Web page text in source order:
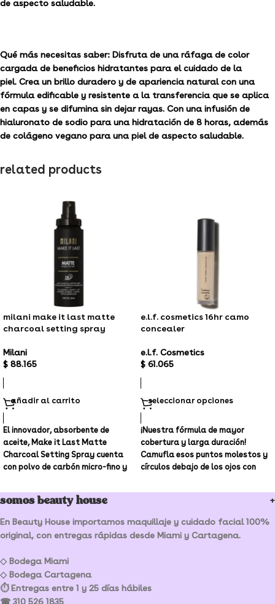
de aspecto saludable.
Qué más necesitas saber: Disfruta de una ráfaga de color
cargada de beneficios hidratantes para el cuidado de la
piel. Crea un brillo duradero y de apariencia natural con una
fórmula edificable y resistente a la transferencia que se aplica
en capas y se difumina sin dejar rayas. Con una infusión de
hialuronato de sodio para una hidratación de 8 horas, además
de colágeno vegano para una piel de aspecto saludable.
related products
milani make it last matte
charcoal setting spray
Milani
$ 88.165
añadir al carrito
El innovador, absorbente de
aceite, Make it Last Matte
Charcoal Setting Spray cuenta
con polvo de carbón micro-fino y
reducir la apariencia de los poros
y matificar la piel por hasta 16
horas.
e.l.f. cosmetics 16hr camo
concealer
e.l.f. Cosmetics
$ 61.065
seleccionar opciones
¡Nuestra fórmula de mayor
cobertura y larga duración!
Camufla esos puntos molestos y
círculos debajo de los ojos con
resistente a las arrugas, de 16
ensueño se desliza para ayudar a
ocultar las ojeras y las manchas
y también se puede usar para
somos beauty house
En Beauty House importamos maquillaje y cuidado facial 100%
original, con entregas rápidas desde Miami y Cartagena.
◇ Bodega Miami
◇ Bodega Cartagena
⏱ Entregas entre 1 y 25 días hábiles
☎ 310 526 1835